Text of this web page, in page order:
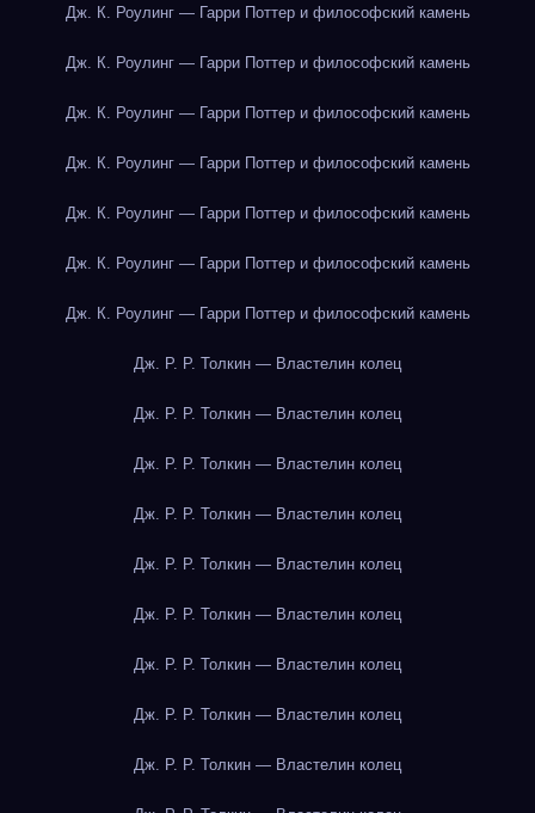
Дж. К. Роулинг — Гарри Поттер и философский камень
Дж. К. Роулинг — Гарри Поттер и философский камень
Дж. К. Роулинг — Гарри Поттер и философский камень
Дж. К. Роулинг — Гарри Поттер и философский камень
Дж. К. Роулинг — Гарри Поттер и философский камень
Дж. К. Роулинг — Гарри Поттер и философский камень
Дж. К. Роулинг — Гарри Поттер и философский камень
Дж. Р. Р. Толкин — Властелин колец
Дж. Р. Р. Толкин — Властелин колец
Дж. Р. Р. Толкин — Властелин колец
Дж. Р. Р. Толкин — Властелин колец
Дж. Р. Р. Толкин — Властелин колец
Дж. Р. Р. Толкин — Властелин колец
Дж. Р. Р. Толкин — Властелин колец
Дж. Р. Р. Толкин — Властелин колец
Дж. Р. Р. Толкин — Властелин колец